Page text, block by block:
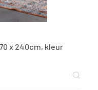
x 240cm, kleur